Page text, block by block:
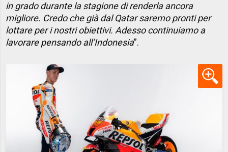
in grado durante la stagione di renderla ancora
migliore. Credo che già dal Qatar saremo pronti per
lottare per i nostri obiettivi. Adesso continuiamo a
lavorare pensando all’Indonesia”.